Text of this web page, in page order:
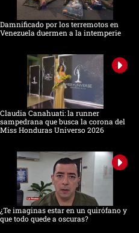
Damnificado por los terremotos en
Venezuela duermen a la intemperie
Claudia Canahuati: la runner
sampedrana que busca la corona del
Miss Honduras Universo 2026
¿Te imaginas estar en un quirófano y
que todo quede a oscuras?